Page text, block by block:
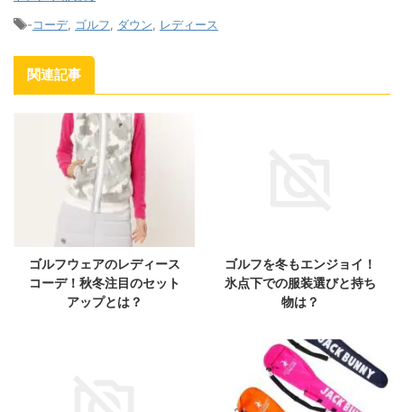
-コーデ, ゴルフ ダウン レディース
関連記事
ゴルフウェアのレディース
コーデ！秋冬注目のセット
アップとは？
ゴルフを冬もエンジョイ！
氷点下での服装選びと持ち
物は？